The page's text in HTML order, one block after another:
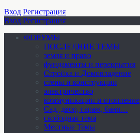
Вход Регистрация
Вход Регистрация
ФОРУМЫ
ПОСЛЕДНИЕ ТЕМЫ
земля и право
фундаменты и перекрытия
Стройка и Домовладение
стены и конструкции
электричество
коммуникации и отопление
Cад, двор, гараж, баня…
свободная тема
Местные Темы